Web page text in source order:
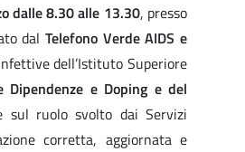
dalle 8.30 alle 13.30, presso
dal Telefono Verde AIDS e
dell’Istituto Superiore
Dipendenze e Doping e del
sul ruolo svolto dai Servizi
corretta, aggiornata e